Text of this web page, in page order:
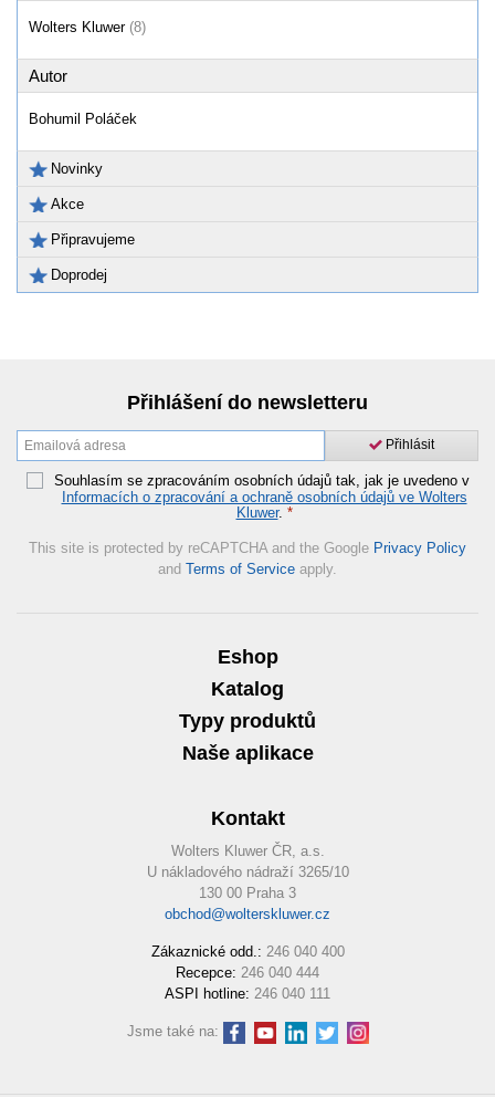
Wolters Kluwer (8)
Autor
Bohumil Poláček
Novinky
Akce
Připravujeme
Doprodej
Přihlášení do newsletteru
Přihlásit
Souhlasím se zpracováním osobních údajů tak, jak je uvedeno v
Informacích o zpracování a ochraně osobních údajů ve Wolters
Kluwer. *
This site is protected by reCAPTCHA and the Google Privacy Policy
and Terms of Service apply.
Eshop
Katalog
Typy produktů
Naše aplikace
Kontakt
Wolters Kluwer ČR, a.s.
U nákladového nádraží 3265/10
130 00 Praha 3
obchod@wolterskluwer.cz
Zákaznické odd.: 246 040 400
Recepce: 246 040 444
ASPI hotline: 246 040 111
Jsme také na: